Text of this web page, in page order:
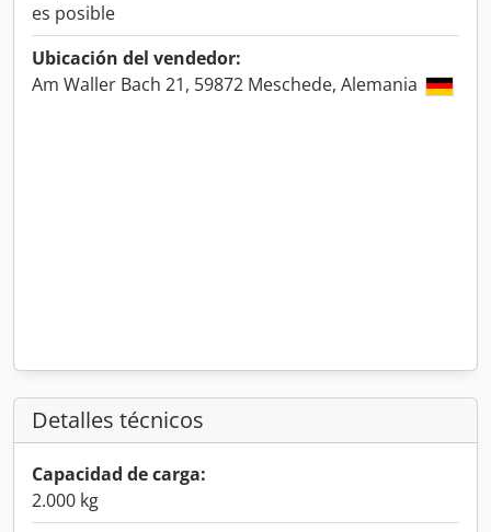
es posible
Ubicación del vendedor:
Am Waller Bach 21, 59872 Meschede, Alemania
Detalles técnicos
Capacidad de carga:
2.000 kg